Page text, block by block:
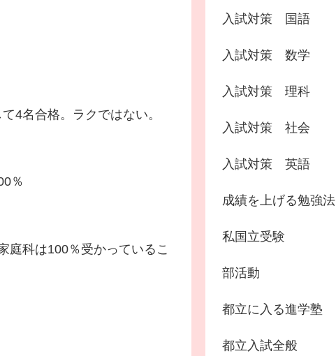
4名合格。ラクではない。
％
庭科は100％受かっているこ
入試対策 国語
入試対策 数学
入試対策 理科
入試対策 社会
入試対策 英語
成績を上げる勉強法
私国立受験
部活動
都立に入る進学塾
都立入試全般